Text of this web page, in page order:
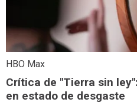
HBO Max
Crítica de "Tierra sin
en estado de desgaste